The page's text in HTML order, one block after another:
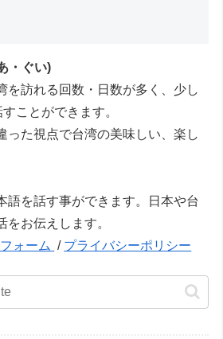
・ぐい)
を訪れる回数・日数が多く、少し
ことができます。
った視点で台湾の美味しい、楽し
語を話す事ができます。日本や台
をお伝えします。
ォーム / プライバシーポリシー